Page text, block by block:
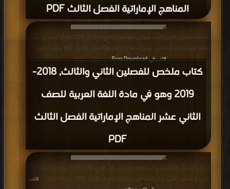
المناهج الإماراتية الفصل الثالث PDF
كتاب ملخص للفصلين الثاني والثالث, 2018-
2019 وهو في مادة اللغة العربية للصف
الثاني عشر المناهج الإماراتية الفصل الثالث
PDF
قراءة و تحميل كتاب كتاب ملخص للفصلين الثاني والثالث, 2018-2019 وهو في مادة
اللغة العربية للصف الثاني عشر المناهج الإماراتية الفصل الثالث PDF مجانا | مكتبة >
كتب في Free Download
| التحميل : مرة/مرات
قراءة و تحميل كتاب كتاب استجابة نص ادبي الى امتي, 2018-2019 وهو في مادة اللغة
العربية للصف الثاني عشر المناهج الإماراتية الفصل الثالث PDF مجانا | مكتبة >
كتب